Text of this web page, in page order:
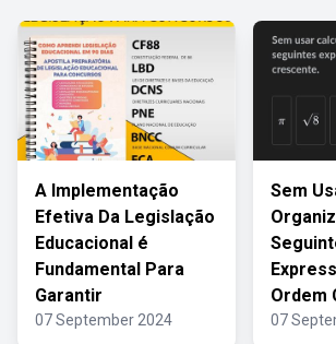
A Implementação
Efetiva Da Legislação
Educacional é
Fundamental Para
Garantir
07 September 2024
Sem
Ordem
07